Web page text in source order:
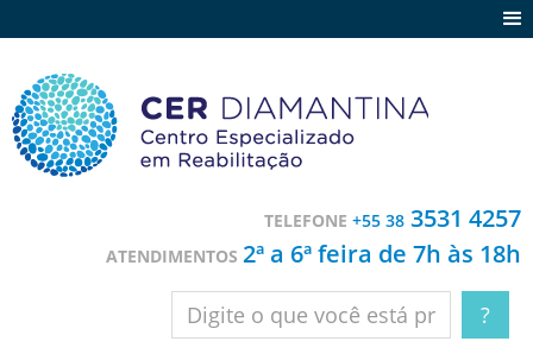
Contato
TELEFONE +55 38 3531 4257
ATENDIMENTOS 2ª a 6ª feira de 7h às 18h